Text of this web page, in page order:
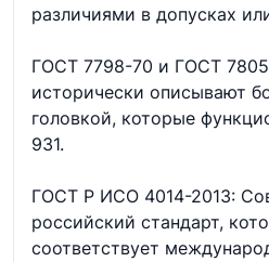
различиями в допусках
ГОСТ 7798-70 и ГОСТ
исторически описывают
головкой, которые
931.
ГОСТ Р ИСО 4014-2013:
российский стандарт,
соответствует